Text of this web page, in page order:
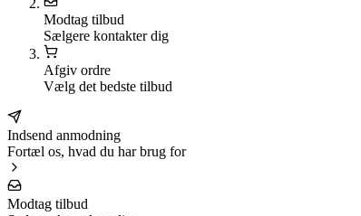
Modtag tilbud
Sælgere kontakter dig
Afgiv ordre
Vælg det bedste tilbud
Indsend anmodning
Fortæl os, hvad du har brug for
Modtag tilbud